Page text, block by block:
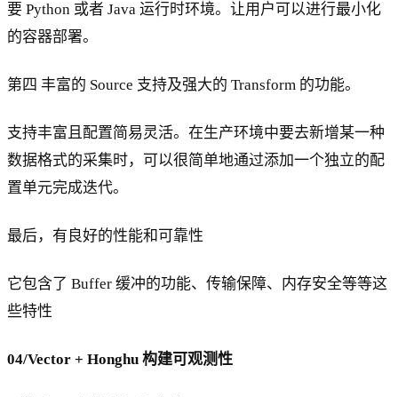
要 Python 或者 Java 运行时环境。让用户可以进行最小化
的容器部署。
第四 丰富的 Source 支持及强大的 Transform 的功能。
支持丰富且配置简易灵活。在生产环境中要去新增某一种
数据格式的采集时，可以很简单地通过添加一个独立的配
置单元完成迭代。
最后，有良好的性能和可靠性
它包含了 Buffer 缓冲的功能、传输保障、内存安全等等这
些特性
04/Vector + Honghu 构建可观测性